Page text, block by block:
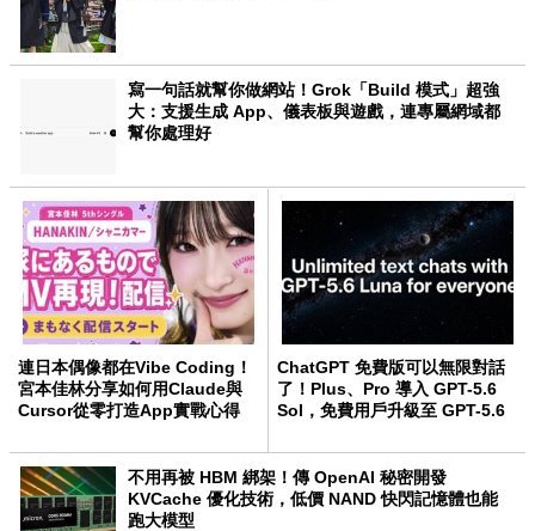
寫一句話就幫你做網站！Grok「Build 模式」超強
大：支援生成 App、儀表板與遊戲，連專屬網域都
幫你處理好
連日本偶像都在Vibe Coding！
宮本佳林分享如何用Claude與
Cursor從零打造App實戰心得
ChatGPT 免費版可以無限對話
了！Plus、Pro 導入 GPT-5.6
Sol，免費用戶升級至 GPT-5.6
不用再被 HBM 綁架！傳 OpenAI 秘密開發
KVCache 優化技術，低價 NAND 快閃記憶體也能
跑大模型